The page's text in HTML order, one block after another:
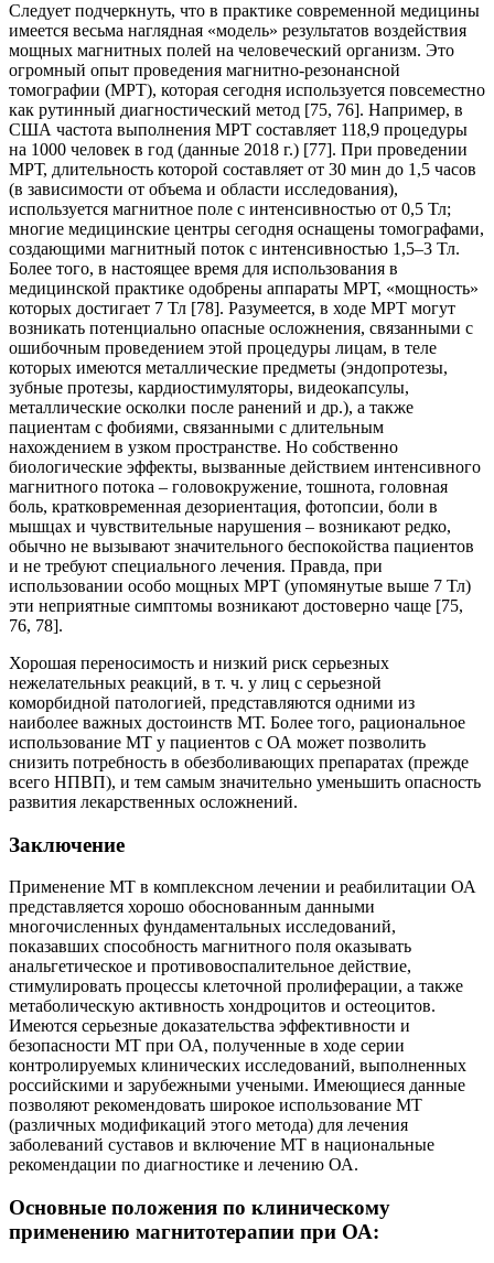
Следует подчеркнуть, что в практике современной медицины
имеется весьма наглядная «модель» результатов воздействия
мощных магнитных полей на человеческий организм. Это
огромный опыт проведения магнитно-резонансной
томографии (МРТ), которая сегодня используется повсеместно
как рутинный диагностический метод [75, 76]. Например, в
США частота выполнения МРТ составляет 118,9 процедуры
на 1000 человек в год (данные 2018 г.) [77]. При проведении
МРТ, длительность которой составляет от 30 мин до 1,5 часов
(в зависимости от объема и области исследования),
используется магнитное поле с интенсивностью от 0,5 Тл;
многие медицинские центры сегодня оснащены томографами,
создающими магнитный поток с интенсивностью 1,5–3 Тл.
Более того, в настоящее время для использования в
медицинской практике одобрены аппараты МРТ, «мощность»
которых достигает 7 Тл [78]. Разумеется, в ходе МРТ могут
возникать потенциально опасные осложнения, связанными с
ошибочным проведением этой процедуры лицам, в теле
которых имеются металлические предметы (эндопротезы,
зубные протезы, кардиостимуляторы, видеокапсулы,
металлические осколки после ранений и др.), а также
пациентам с фобиями, связанными с длительным
нахождением в узком пространстве. Но собственно
биологические эффекты, вызванные действием интенсивного
магнитного потока – головокружение, тошнота, головная
боль, кратковременная дезориентация, фотопсии, боли в
мышцах и чувствительные нарушения – возникают редко,
обычно не вызывают значительного беспокойства пациентов
и не требуют специального лечения. Правда, при
использовании особо мощных МРТ (упомянутые выше 7 Тл)
эти неприятные симптомы возникают достоверно чаще [75,
76, 78].
Хорошая переносимость и низкий риск серьезных
нежелательных реакций, в т. ч. у лиц с серьезной
коморбидной патологией, представляются одними из
наиболее важных достоинств МТ. Более того, рациональное
использование МТ у пациентов с ОА может позволить
снизить потребность в обезболивающих препаратах (прежде
всего НПВП), и тем самым значительно уменьшить опасность
развития лекарственных осложнений.
Заключение
Применение МТ в комплексном лечении и реабилитации ОА
представляется хорошо обоснованным данными
многочисленных фундаментальных исследований,
показавших способность магнитного поля оказывать
анальгетическое и противовоспалительное действие,
стимулировать процессы клеточной пролиферации, а также
метаболическую активность хондроцитов и остеоцитов.
Имеются серьезные доказательства эффективности и
безопасности МТ при ОА, полученные в ходе серии
контролируемых клинических исследований, выполненных
российскими и зарубежными учеными. Имеющиеся данные
позволяют рекомендовать широкое использование МТ
(различных модификаций этого метода) для лечения
заболеваний суставов и включение МТ в национальные
рекомендации по диагностике и лечению ОА.
Основные положения по клиническому
применению магнитотерапии при ОА: